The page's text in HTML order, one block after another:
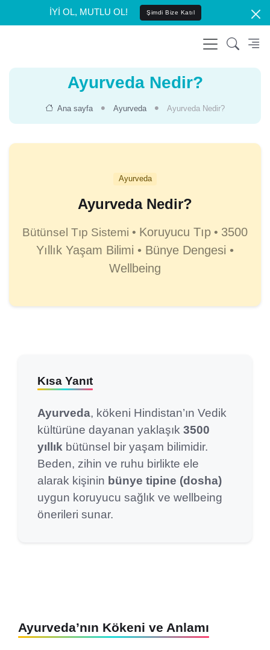
İYİ OL, MUTLU OL! Şimdi Bize Katıl
Ayurveda Nedir?
Ana sayfa Ayurveda Ayurveda Nedir?
Ayurveda
Ayurveda Nedir?
Bütünsel Tıp Sistemi • Koruyucu Tıp • 3500
Yıllık Yaşam Bilimi • Bünye Dengesi •
Wellbeing
Kısa Yanıt
Ayurveda, kökeni Hindistan’ın Vedik
kültürüne dayanan yaklaşık 3500
yıllık bütünsel bir yaşam bilimidir.
Beden, zihin ve ruhu birlikte ele
alarak kişinin bünye tipine (dosha)
uygun koruyucu sağlık ve wellbeing
önerileri sunar.
Ayurveda’nın Kökeni ve Anlamı